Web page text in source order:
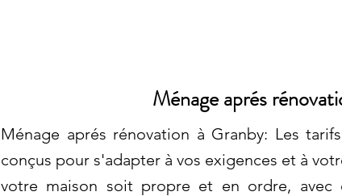
Ménage aprés
Ménage aprés rénovation à Granby: Les
conçus pour s'adapter à vos exigences et à
votre maison soit propre et en ordre, avec